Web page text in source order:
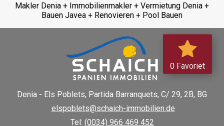
Makler Denia + Immobilienmakler + Vermietung Denia +
Bauen Javea + Renovieren + Pool Bauen
0 Favoriet
Denia - Els Poblets, Partida Barranquets, C/ 29, 2B, BG
elspoblets@schaich-immobilien.de
Tel: (0034) 966 469 452